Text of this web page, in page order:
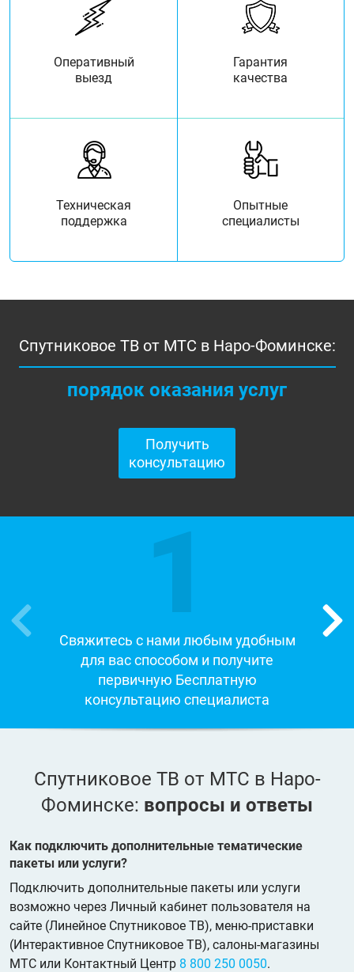
Оперативный
выезд
Гарантия
качества
Техническая
поддержка
Опытные
специалисты
Спутниковое ТВ от МТС в Наро-Фоминске:
порядок оказания услуг
Получить
консультацию
1
Свяжитесь с нами любым удобным
для вас способом и получите
первичную Бесплатную
консультацию специалиста
Спутниковое ТВ от МТС в Наро-
Фоминске: вопросы и ответы
Как подключить дополнительные тематические
пакеты или услуги?
Подключить дополнительные пакеты или услуги
возможно через Личный кабинет пользователя на
сайте (Линейное Спутниковое ТВ), меню-приставки
(Интерактивное Спутниковое ТВ), салоны-магазины
МТС или Контактный Центр 8 800 250 0050.